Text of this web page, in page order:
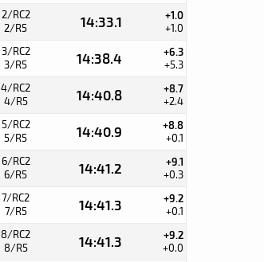
2/RC2
2/R5
14:33.1 +1.0
+1.0
3/RC2
3/R5
14:38.4 +6.3
+5.3
4/RC2
4/R5
14:40.8 +8.7
+2.4
5/RC2
5/R5
14:40.9 +8.8
+0.1
6/RC2
6/R5
14:41.2 +9.1
+0.3
7/RC2
7/R5
14:41.3 +9.2
+0.1
8/RC2
8/R5
14:41.3 +9.2
+0.0